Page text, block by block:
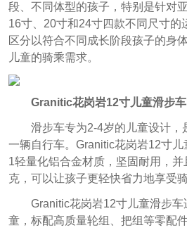
段、不同体型的孩子，特别是针对
16寸、20寸和24寸四款不同尺寸的
区分以符合不同成长阶段孩子的身
儿童的骑乘需求。
Granitic花岗岩12寸儿童滑步车
滑步车专为2-4岁的儿童设计，
一辆自行车。Granitic花岗岩12寸
1轻量化铝合金材质，坚固耐用，
克，可以让孩子更轻快省力地享受
Granitic花岗岩12寸儿童滑步车
童，标配高质量轮组、把组等零配